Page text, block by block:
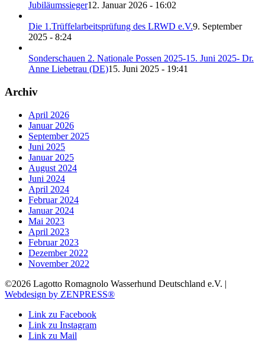
Jubiläumssieger12. Januar 2026 - 16:02
Die 1.Trüffelarbeitsprüfung des LRWD e.V.9. September
2025 - 8:24
Sonderschauen 2. Nationale Possen 2025-15. Juni 2025- Dr.
Anne Liebetrau (DE)15. Juni 2025 - 19:41
Archiv
April 2026
Januar 2026
September 2025
Juni 2025
Januar 2025
August 2024
Juni 2024
April 2024
Februar 2024
Januar 2024
Mai 2023
April 2023
Februar 2023
Dezember 2022
November 2022
©2026 Lagotto Romagnolo Wasserhund Deutschland e.V. |
Webdesign by ZENPRESS®
Link zu Facebook
Link zu Instagram
Link zu Mail